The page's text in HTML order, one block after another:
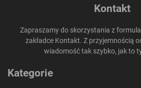
Kontakt
Zapraszamy do skorzystania z
zakładce Kontakt. Z przyjemnością
wiadomość tak szybko, jak to
Kategorie